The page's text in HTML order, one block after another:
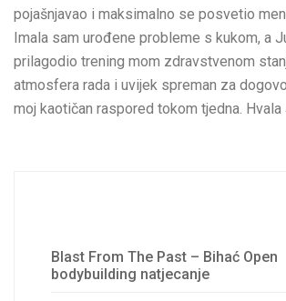
pojašnjavao i maksimalno se posvetio
Imala sam urođene probleme s kukom, a
prilagodio trening mom zdravstvenom
atmosfera rada i uvijek spreman za
moj kaotičan raspored tokom tjedna. Hvala
Blast From The Past – Bihać Open
bodybuilding natjecanje